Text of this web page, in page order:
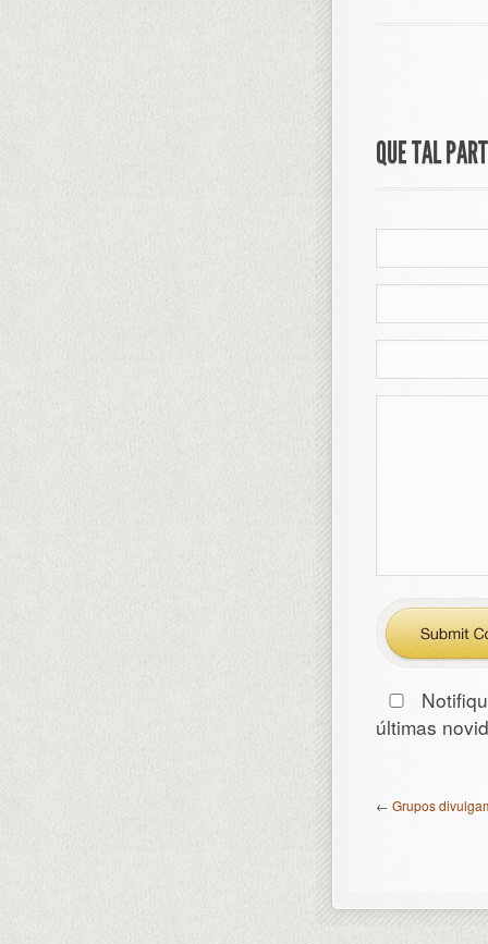
QUE TAL
últimas
← Grupos